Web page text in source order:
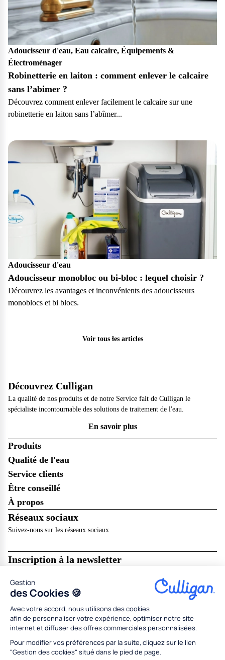
Gestion
des Cookies 🍪
Avec votre accord, nous utilisons des cookies
afin de personnaliser votre expérience, optimiser notre site
internet et diffuser des offres commerciales personnalisées.
Pour modifier vos préférences par la suite, cliquez sur le lien
"Gestion des cookies" situé dans le pied de page.
Adoucisseur d'eau, Eau calcaire, Équipements &
Électroménager
Robinetterie en laiton : comment enlever le calcaire
sans l’abimer ?
Découvrez comment enlever facilement le calcaire sur une
robinetterie en laiton sans l’abîmer...
Adoucisseur d'eau
Adoucisseur monobloc ou bi-bloc : lequel choisir ?
Découvrez les avantages et inconvénients des adoucisseurs
monoblocs et bi blocs.
Voir tous les articles
Découvrez Culligan
La qualité de nos produits et de notre Service fait de Culligan le
spécialiste incontournable des solutions de traitement de l'eau.
En savoir plus
Produits
Qualité de l'eau
Service clients
Être conseillé
À propos
Réseaux sociaux
Suivez-nous sur les réseaux sociaux
Inscription à la newsletter
Mentions légalesRésilier en ligneCGU
Politique de données personnellesPolitique des cookies
Gestion des cookies PartenairesConcessionnaires MédiationCodes promo
Tous droits réservés Culligan 2026